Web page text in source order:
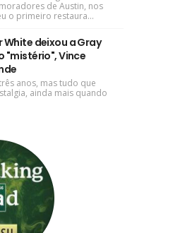
de Austin, nos
o primeiro restaura...
White deixou a Gray
"mistério", Vince
anos, mas tudo que
ainda mais quando